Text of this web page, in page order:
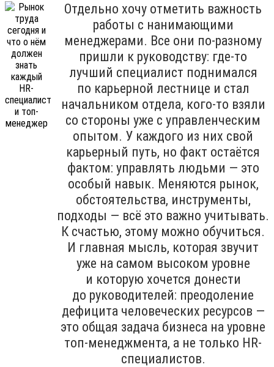
Отдельно хочу отметить важность
работы с нанимающими
менеджерами. Все они по-разному
пришли к руководству: где-то
лучший специалист поднимался
по карьерной лестнице и стал
начальником отдела, кого-то взяли
со стороны уже с управленческим
опытом. У каждого из них свой
карьерный путь, но факт остаётся
фактом: управлять людьми — это
особый навык. Меняются рынок,
обстоятельства, инструменты,
подходы — всё это важно учитывать.
К счастью, этому можно обучиться.
И главная мысль, которая звучит
уже на самом высоком уровне
и которую хочется донести
до руководителей: преодоление
дефицита человеческих ресурсов —
это общая задача бизнеса на уровне
топ-менеджмента, а не только HR-
специалистов.